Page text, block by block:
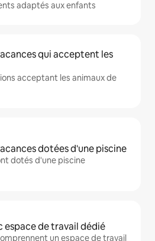
adaptés aux enfants
qui acceptent les
acceptant les animaux de
dotées d'une piscine
dotés d'une piscine
espace de travail dédié
un espace de travail